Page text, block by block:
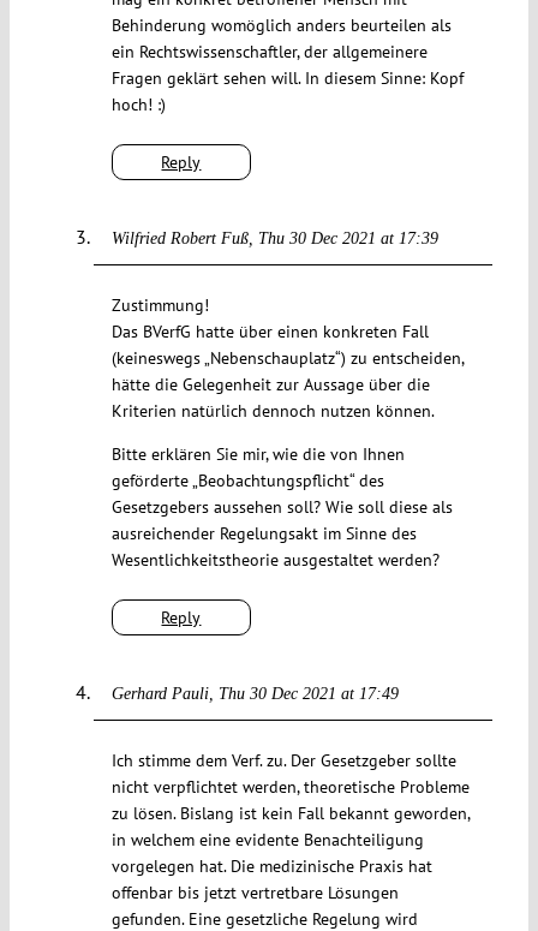
Reply
Behinderung womöglich anders beurteilen als
ein Rechtswissenschaftler, der allgemeinere
Fragen geklärt sehen will. In diesem Sinne: Kopf
hoch! :)
Wilfried Robert Fuß Thu 30 Dec 2021 at 17:39
Reply
Zustimmung!
Das BVerfG hatte über einen konkreten Fall
(keineswegs „Nebenschauplatz“) zu entscheiden,
hätte die Gelegenheit zur Aussage über die
Kriterien natürlich dennoch nutzen können.
Bitte erklären Sie mir, wie die von Ihnen
geförderte „Beobachtungspflicht“ des
Gesetzgebers aussehen soll? Wie soll diese als
ausreichender Regelungsakt im Sinne des
Wesentlichkeitstheorie ausgestaltet werden?
Gerhard Pauli Thu 30 Dec 2021 at 17:49
Ich stimme dem Verf. zu. Der Gesetzgeber sollte
nicht verpflichtet werden, theoretische Probleme
zu lösen. Bislang ist kein Fall bekannt geworden,
in welchem eine evidente Benachteiligung
vorgelegen hat. Die medizinische Praxis hat
offenbar bis jetzt vertretbare Lösungen
gefunden. Eine gesetzliche Regelung wird